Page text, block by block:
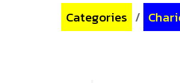
Categories /